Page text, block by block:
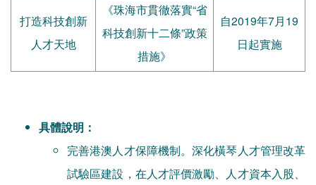
打造科技創新
人才天地
《珠海市貫徹落實“省
科技創新十二條”政策
措施》
自2019年7月19
日起實施
具體說明：
完善港澳人才保障機制。深化橫琴人才管理改革
試驗區建設，在人才評價激勵、人才資本入股、